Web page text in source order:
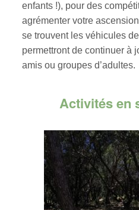
enfants !), pour des
agrémenter votre
se trouvent les véhicules
permettront de continuer à
amis ou groupes d’adultes.
Activités en